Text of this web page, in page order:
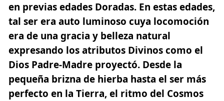
en previas edades Doradas. En estas edades,
tal ser era auto luminoso cuya locomoción
era de una gracia y belleza natural
expresando los atributos Divinos como el
Dios Padre-Madre proyectó. Desde la
pequeña brizna de hierba hasta el ser más
perfecto en la Tierra, el ritmo del Cosmos